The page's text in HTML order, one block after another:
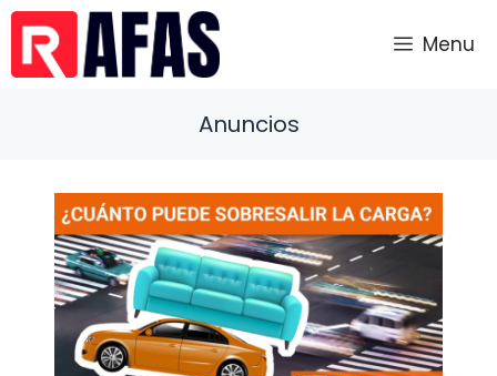
Saltar
contenido
Menu
Anuncios